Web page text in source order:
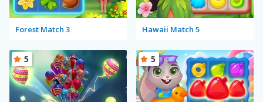
Forest Match 3 Hawaii Match 5
5 5